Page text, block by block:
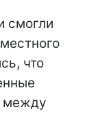
смогли
что
между